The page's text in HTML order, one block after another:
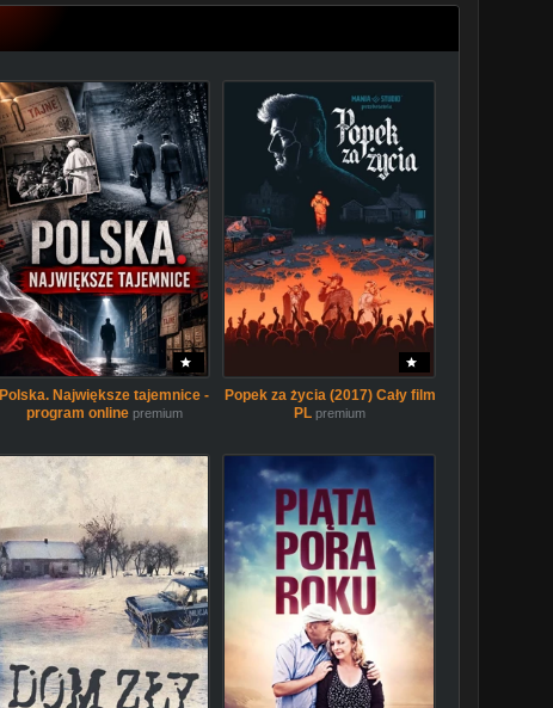
Polska. Największe tajemnice -
program online premium
Popek za życia (2017) Cały film
PL premium